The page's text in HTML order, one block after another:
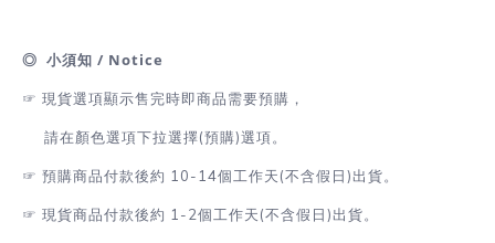
◎ 小須知 / Notice
☞ 現貨選項顯示售完時即商品需要預購，
請在顏色選項下拉選擇(預購)選項。
☞ 預購商品付款後約 10-14個工作天(不含假日)出貨。
☞ 現貨商品付款後約 1-2個工作天(不含假日)出貨。